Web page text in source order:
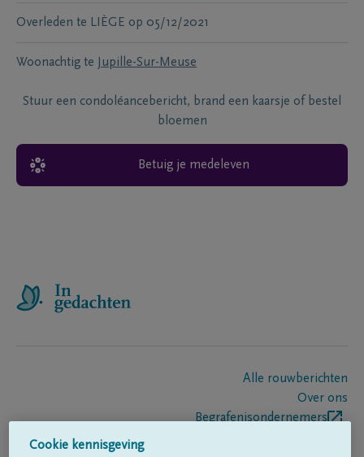
Overleden te LIÈGE op 05/12/2021
Woonachtig te Jupille-Sur-Meuse
Stuur een condoléancebericht, brand een kaarsje of bestel
bloemen
Betuig je medeleven
Alle rouwberichten
Over ons
Begrafenisondernemers
Cookie kennisgeving